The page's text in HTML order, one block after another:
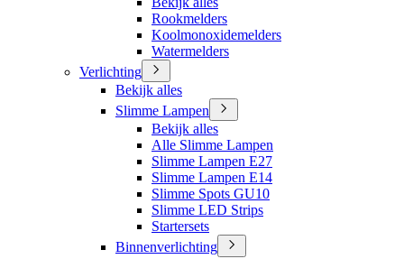
Rookmelders
Koolmonoxidemelders
Watermelders
Verlichting
Bekijk alles
Slimme Lampen
Bekijk alles
Alle Slimme Lampen
Slimme Lampen E27
Slimme Lampen E14
Slimme Spots GU10
Slimme LED Strips
Startersets
Binnenverlichting